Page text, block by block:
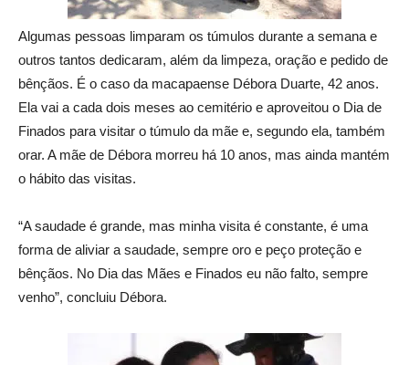
Algumas pessoas limparam os túmulos durante a semana e
outros tantos dedicaram, além da limpeza, oração e pedido de
bênçãos. É o caso da macapaense Débora Duarte, 42 anos.
Ela vai a cada dois meses ao cemitério e aproveitou o Dia de
Finados para visitar o túmulo da mãe e, segundo ela, também
orar. A mãe de Débora morreu há 10 anos, mas ainda mantém
o hábito das visitas.
“A saudade é grande, mas minha visita é constante, é uma
forma de aliviar a saudade, sempre oro e peço proteção e
bênçãos. No Dia das Mães e Finados eu não falto, sempre
venho”, concluiu Débora.